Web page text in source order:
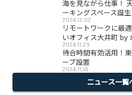
海を見ながら仕事！
ーキングスペース誕生
2024.12.02
リモートワークに最
いオフィス大井町 by
2024.11.29
待合時間有効活用！
ーブ設置
2024.11.18
ニュース一覧